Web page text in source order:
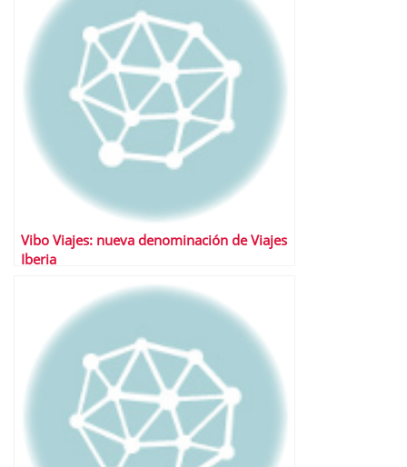
Vibo Viajes: nueva denominación de Viajes
Iberia